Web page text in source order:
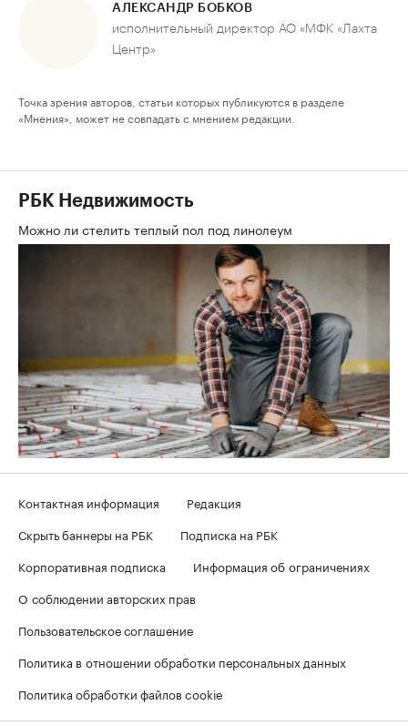
АЛЕКСАНДР БОБКОВ
исполнительный директор АО «МФК «Лахта
Центр»
Точка зрения авторов, статьи которых публикуются в разделе
«Мнения», может не совпадать с мнением редакции.
РБК Недвижимость
Можно ли стелить теплый пол под линолеум
Контактная информация
Редакция
Скрыть баннеры на РБК
Подписка на РБК
Корпоративная подписка
Информация об ограничениях
О соблюдении авторских прав
Пользовательское соглашение
Политика в отношении обработки персональных данных
Политика обработки файлов cookie